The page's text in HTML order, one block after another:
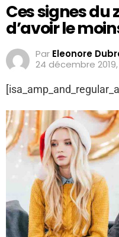
Ces signes
d’avoir le
Par Eleonore
24 décembre